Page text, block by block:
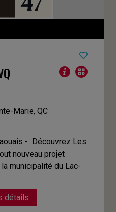
Marie, QC
- Découvrez Les
nouveau projet
municipalité du Lac-
détails